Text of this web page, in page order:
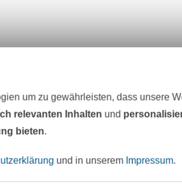
IMMER AUF DEM
um zu gewährleisten, dass unsere
relevanten Inhalten und
bieten.
und in unserem Impressum.